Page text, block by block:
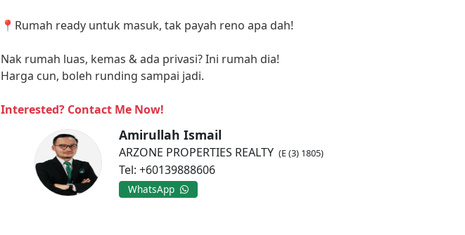
📍Rumah ready untuk masuk, tak payah reno apa dah!
Nak rumah luas, kemas & ada privasi? Ini rumah dia!
Harga cun, boleh runding sampai jadi.
Interested? Contact Me Now!
Amirullah Ismail
ARZONE PROPERTIES REALTY (E (3) 1805)
Tel: +60139888606
WhatsApp